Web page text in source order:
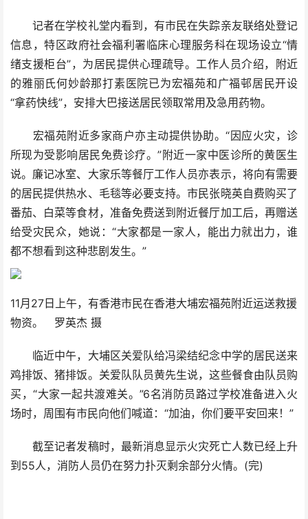
记者在学校礼堂内看到，有市民在失踪亲友联络处登记
信息，特区政府社会福利署临床心理服务科在现场设立“情
绪支援柜台”，为居民提供心理疏导。工作人员介绍，附近
的雅丽氏何妙龄那打素医院已为宏福苑和广福邨居民开设
“拿药快线”，安排大巴接送居民领取常用及急用药物。
宏福苑附近多家商户亦主动提供协助。“因应火灾，诊
所现为受影响居民免费诊疗。”附近一家中医诊所的黄医生
说。廉记冰室、大家乐等餐厅工作人员亦表示，将向有需要
的居民提供热水、毛毯等必要支持。市民张晓英自费购买了
番茄、白菜等食材，准备免费送到附近餐厅加工后，再赠送
给受灾民众，她说：“大家都是一家人，能出力就出力，谁
都不想看到这种悲剧发生。”
11月27日上午，有香港市民在香港大埔宏福苑附近运送救援
物资。 罗英杰 摄
临近中午，大埔区关爱队给冯梁结纪念中学的居民送来
鸡排饭、猪排饭。关爱队队员黄先生说，这些餐食由队员购
买，“大家一起共渡难关。”6名消防员路过学校准备进入火
场时，周围有市民向他们喊道：“加油，你们要平安回来！”
截至记者发稿时，最新消息显示火灾死亡人数已经上升
到55人，消防人员仍在努力扑灭剩余部分火情。(完)